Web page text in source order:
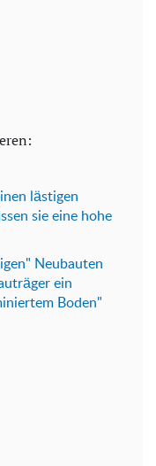
lästigen
sie eine hohe
Neubauten
ein
Boden"